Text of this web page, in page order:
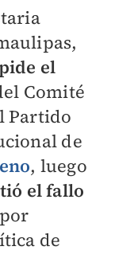
el
Comité
Partido
de
, luego
el fallo
de